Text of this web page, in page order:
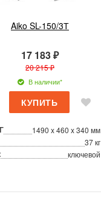
Aiko SL-150/3Т
17 183 ₽
20 215 ₽
В наличии*
1490 x 460 x 340 мм
37 кг
ключевой